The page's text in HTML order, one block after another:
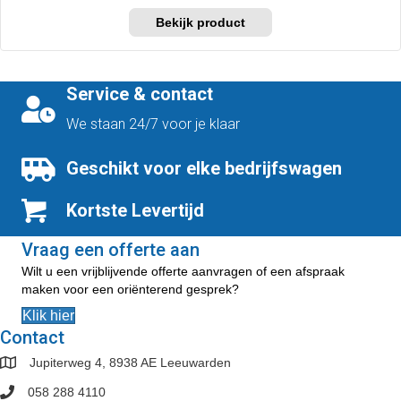
tot
€279,00
product
heeft
variaties.
Deze
optie
worden
de
Service & contact
We staan 24/7 voor je klaar
Geschikt voor elke bedrijfswagen
Kortste Levertijd
Vraag een offerte aan
Wilt u een vrijblijvende offerte aanvragen of een afspraak
maken voor een oriënterend gesprek?
Klik hier
Contact
Jupiterweg 4, 8938 AE Leeuwarden
058 288 4110